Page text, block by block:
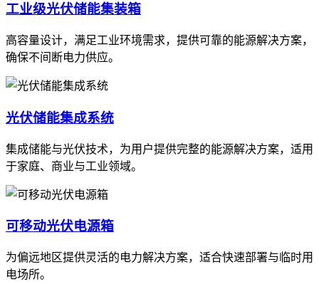
工业级光伏储能集装箱
高容量设计，满足工业环境需求，提供可靠的能源解决方案，
确保不间断电力供应。
光伏储能集成系统
集成储能与光伏技术，为用户提供完整的能源解决方案，适用
于家庭、商业与工业领域。
可移动光伏电源箱
为偏远地区提供灵活的电力解决方案，适合快速部署与临时用
电场所。